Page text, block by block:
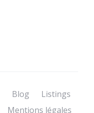
Blog
Listings
Mentions légales